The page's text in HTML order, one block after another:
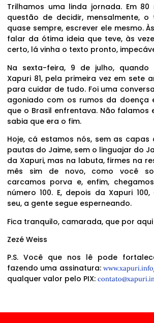
Trilhamos uma linda jornada. Em 80
questão de decidir, mensalmente,
quase sempre, escrever ele mesmo.
falar da ótima ideia que teve, às
certo, lá vinha o texto pronto,
Na sexta-feira, 9 de julho, quando
Xapuri 81, pela primeira vez em sete
para cuidar de tudo. Foi uma
agoniado com os rumos da doença
que o Brasil enfrentava. Não falamos
sabia que era o fim.
Hoje, cá estamos nós, sem as capas
pautas do Jaime, sem o linguajar do
da Xapuri, mas na labuta, firmes na
mês sim de novo, como você
carcamos porva e, enfim,
número 100. E, depois da Xapuri
seu, a gente segue esperneando.
Fica tranquilo, camarada, que por
Zezé Weiss
P.S. Você que nos lê pode
fazendo uma assinatura:
qualquer valor pelo PIX: